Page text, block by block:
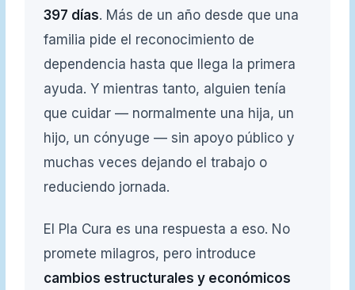
397 días. Más de un año desde que una
familia pide el reconocimiento de
dependencia hasta que llega la primera
ayuda. Y mientras tanto, alguien tenía
que cuidar — normalmente una hija, un
hijo, un cónyuge — sin apoyo público y
muchas veces dejando el trabajo o
reduciendo jornada.
El Pla Cura es una respuesta a eso. No
promete milagros, pero introduce
cambios estructurales y económicos